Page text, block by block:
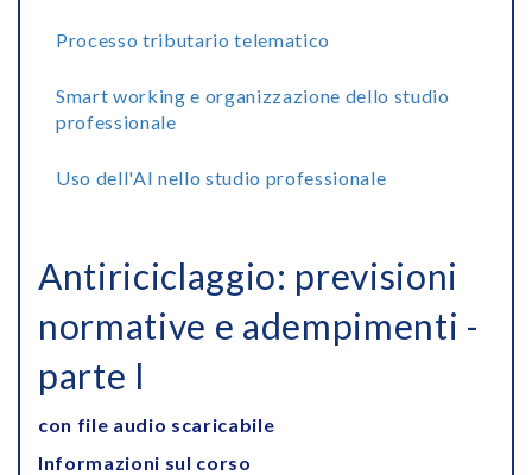
Processo tributario telematico
Smart working e organizzazione dello studio
professionale
Uso dell'AI nello studio professionale
Antiriciclaggio: previsioni
normative e adempimenti -
parte I
con file audio scaricabile
Informazioni sul corso